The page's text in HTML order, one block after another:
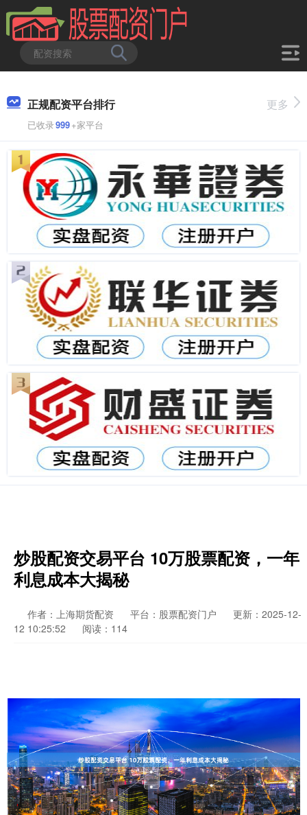
正规配资平台排行
已收录999+家平台
更多
炒股配资交易平台 10万股票配资，一年
利息成本大揭秘
作者：上海期货配资 平台：股票配资门户
更新：2025-12-
12 10:25:52
阅读：114